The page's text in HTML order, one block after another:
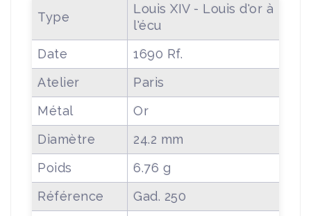
Type
Louis XIV - Louis d'or à
l'écu
Date
1690 Rf.
Atelier
Paris
Métal
Or
Diamètre
24.2 mm
Poids
6.76 g
Référence
Gad. 250